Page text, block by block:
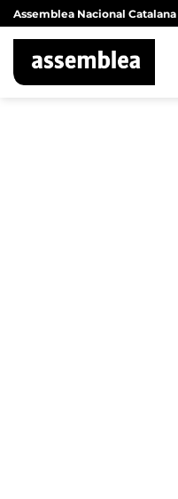
Skip
to
content
Assemblea Nacional Catalana